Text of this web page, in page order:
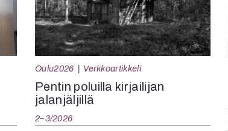
Oulu2026 Verkkoartikkeli
Pentin poluilla kirjailijan
jalanjäljillä
2–3/2026